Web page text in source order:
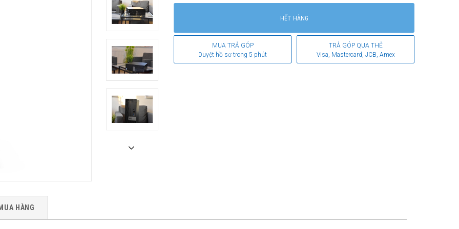
HẾT HÀNG
MUA TRẢ GÓP
Duyệt hồ sơ trong 5 phút
TRẢ GÓP QUA THẺ
Visa, Mastercard, JCB, Amex
HÀNG